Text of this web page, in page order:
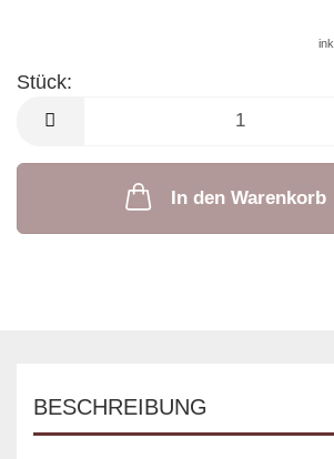
Stück:
Stück
In den Warenkorb
BESCHREIBUNG